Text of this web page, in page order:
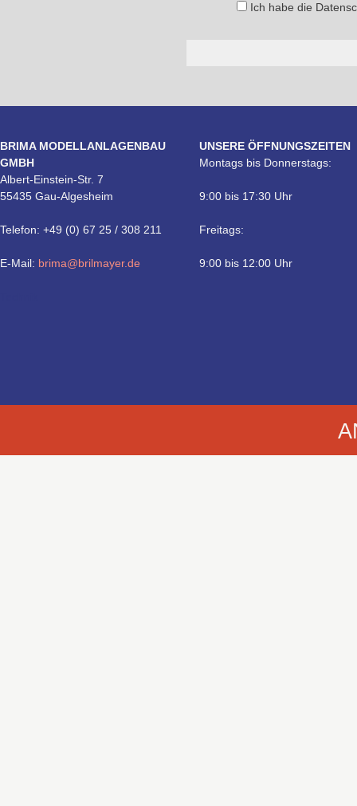
Ich habe die
BRIMA MODELLANLAGENBAU
GMBH
Albert-Einstein-Str. 7
55435 Gau-Algesheim
Telefon: +49 (0) 67 25 / 308 211
E-Mail: brima@brilmayer.de
UNSERE ÖFFNUNGSZEITEN
Montags bis Donnerstags:
9:00 bis 17:30 Uhr
Freitags:
9:00 bis 12:00 Uhr